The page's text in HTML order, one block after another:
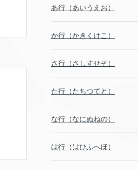
あ行（あいうえお）
か行（かきくけこ）
さ行（さしすせそ）
た行（たちつてと）
な行（なにぬねの）
は行（はひふへほ）